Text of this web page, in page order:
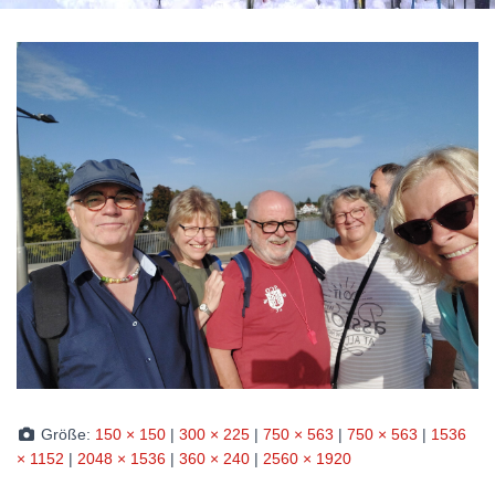
Größe: 150 × 150 | 300 × 225 | 750 × 563 | 750 × 563 | 1536
× 1152 | 2048 × 1536 | 360 × 240 | 2560 × 1920